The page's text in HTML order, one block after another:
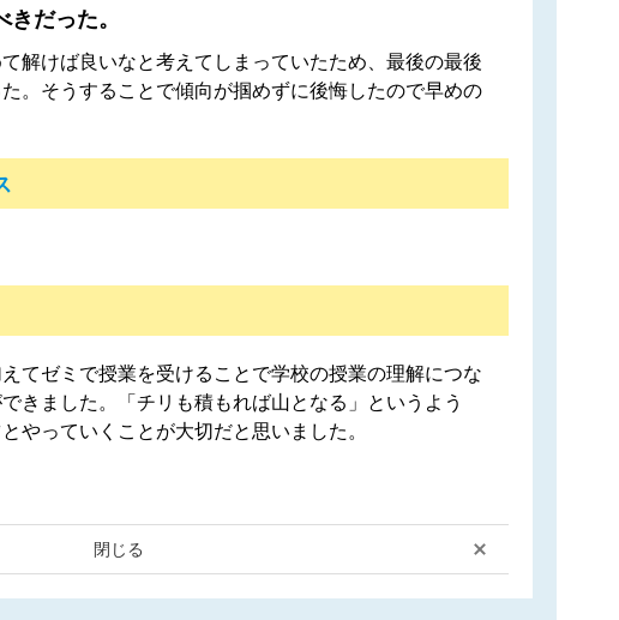
だった。
解けば良いなと考えてしまっていたため、最後の最後
。そうすることで傾向が掴めずに後悔したので早めの
てゼミで授業を受けることで学校の授業の理解につな
きました。「チリも積もれば山となる」というよう
やっていくことが大切だと思いました。
閉じる